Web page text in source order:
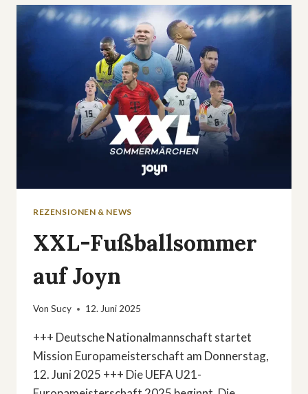
KUTTER,
KIND«
REZENSIONEN & NEWS
XXL-Fußballsommer
auf Joyn
Von Sucy 12. Juni 2025
+++ Deutsche Nationalmannschaft startet
Mission Europameisterschaft am Donnerstag,
12. Juni 2025 +++ Die UEFA U21-